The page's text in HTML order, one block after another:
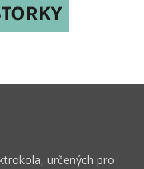
určených pro